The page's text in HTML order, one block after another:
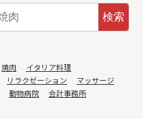
検索
焼肉
イタリア料理
リラクゼーション
マッサージ
動物病院
会計事務所